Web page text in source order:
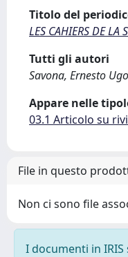
Titolo del
LES CAHIERS DE LA
Tutti gli autori
Savona, Ernesto Ugo
Appare nelle
03.1 Articolo su
File in questo
Non ci sono file
I documenti in